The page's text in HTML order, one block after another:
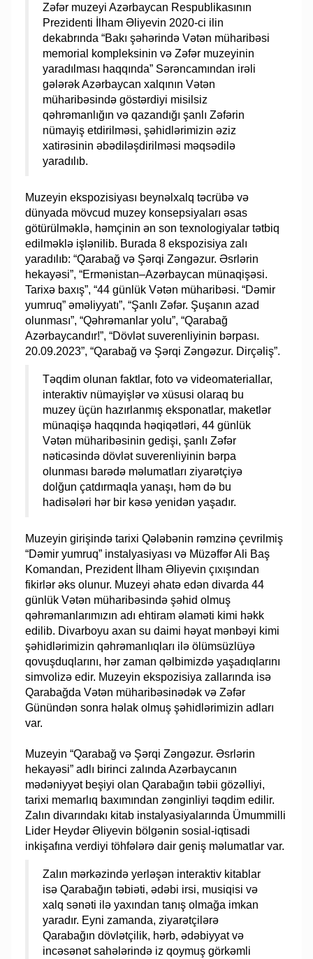
Zəfər muzeyi Azərbaycan Respublikasının
Prezidenti İlham Əliyevin 2020-ci ilin
dekabrında “Bakı şəhərində Vətən müharibəsi
memorial kompleksinin və Zəfər muzeyinin
yaradılması haqqında” Sərəncamından irəli
gələrək Azərbaycan xalqının Vətən
müharibəsində göstərdiyi misilsiz
qəhrəmanlığın və qazandığı şanlı Zəfərin
nümayiş etdirilməsi, şəhidlərimizin əziz
xatirəsinin əbədiləşdirilməsi məqsədilə
yaradılıb.
Muzeyin ekspozisiyası beynəlxalq təcrübə və
dünyada mövcud muzey konsepsiyaları əsas
götürülməklə, həmçinin ən son texnologiyalar tətbiq
edilməklə işlənilib. Burada 8 ekspozisiya zalı
yaradılıb: “Qarabağ və Şərqi Zəngəzur. Əsrlərin
hekayəsi”, “Ermənistan–Azərbaycan münaqişəsi.
Tarixə baxış”, “44 günlük Vətən müharibəsi. “Dəmir
yumruq” əməliyyatı”, “Şanlı Zəfər. Şuşanın azad
olunması”, “Qəhrəmanlar yolu”, “Qarabağ
Azərbaycandır!”, “Dövlət suverenliyinin bərpası.
20.09.2023”, “Qarabağ və Şərqi Zəngəzur. Dirçəliş”.
Təqdim olunan faktlar, foto və videomateriallar,
interaktiv nümayişlər və xüsusi olaraq bu
muzey üçün hazırlanmış eksponatlar, maketlər
münaqişə haqqında həqiqətləri, 44 günlük
Vətən müharibəsinin gedişi, şanlı Zəfər
nəticəsində dövlət suverenliyinin bərpa
olunması barədə məlumatları ziyarətçiyə
dolğun çatdırmaqla yanaşı, həm də bu
hadisələri hər bir kəsə yenidən yaşadır.
Muzeyin girişində tarixi Qələbənin rəmzinə çevrilmiş
“Dəmir yumruq” instalyasiyası və Müzəffər Ali Baş
Komandan, Prezident İlham Əliyevin çıxışından
fikirlər əks olunur. Muzeyi əhatə edən divarda 44
günlük Vətən müharibəsində şəhid olmuş
qəhrəmanlarımızın adı ehtiram əlaməti kimi həkk
edilib. Divarboyu axan su daimi həyat mənbəyi kimi
şəhidlərimizin qəhrəmanlıqları ilə ölümsüzlüyə
qovuşduqlarını, hər zaman qəlbimizdə yaşadıqlarını
simvolizə edir. Muzeyin ekspozisiya zallarında isə
Qarabağda Vətən müharibəsinədək və Zəfər
Günündən sonra həlak olmuş şəhidlərimizin adları
var.
Muzeyin “Qarabağ və Şərqi Zəngəzur. Əsrlərin
hekayəsi” adlı birinci zalında Azərbaycanın
mədəniyyət beşiyi olan Qarabağın təbii gözəlliyi,
tarixi memarlıq baxımından zənginliyi təqdim edilir.
Zalın divarındakı kitab instalyasiyalarında Ümummilli
Lider Heydər Əliyevin bölgənin sosial-iqtisadi
inkişafına verdiyi töhfələrə dair geniş məlumatlar var.
Zalın mərkəzində yerləşən interaktiv kitablar
isə Qarabağın təbiəti, ədəbi irsi, musiqisi və
xalq sənəti ilə yaxından tanış olmağa imkan
yaradır. Eyni zamanda, ziyarətçilərə
Qarabağın dövlətçilik, hərb, ədəbiyyat və
incəsənət sahələrində iz qoymuş görkəmli